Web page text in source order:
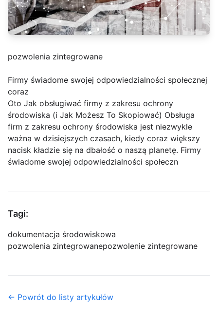
pozwolenia zintegrowane
Firmy świadome swojej odpowiedzialności społecznej
coraz
Oto Jak obsługiwać firmy z zakresu ochrony
środowiska (i Jak Możesz To Skopiować) Obsługa
firm z zakresu ochrony środowiska jest niezwykle
ważna w dzisiejszych czasach, kiedy coraz większy
nacisk kładzie się na dbałość o naszą planetę. Firmy
świadome swojej odpowiedzialności społeczn
Tagi:
dokumentacja środowiskowa
pozwolenia zintegrowanepozwolenie zintegrowane
← Powrót do listy artykułów